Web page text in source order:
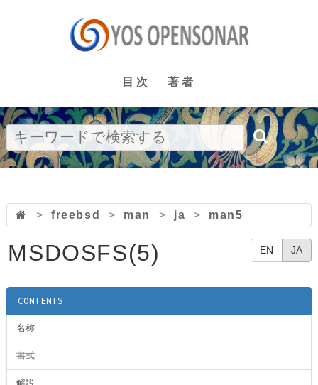
目次 著者
> freebsd > man > ja > man5
EN JA
MSDOSFS(5)
CONTENTS
名称
書式